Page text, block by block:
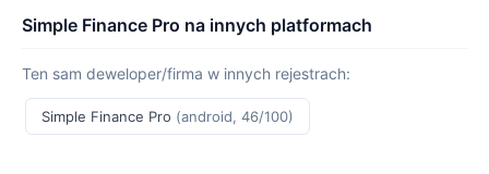
Simple Finance Pro na innych platformach
Ten sam deweloper/firma w innych rejestrach:
Simple Finance Pro (android, 46/100)